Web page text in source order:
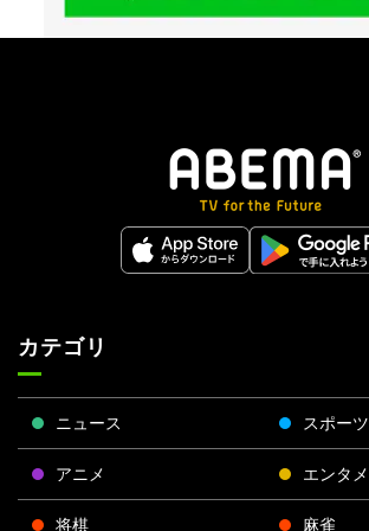
カテゴリ
ニュース スポーツ
アニメ エンタメ
将棋 麻雀